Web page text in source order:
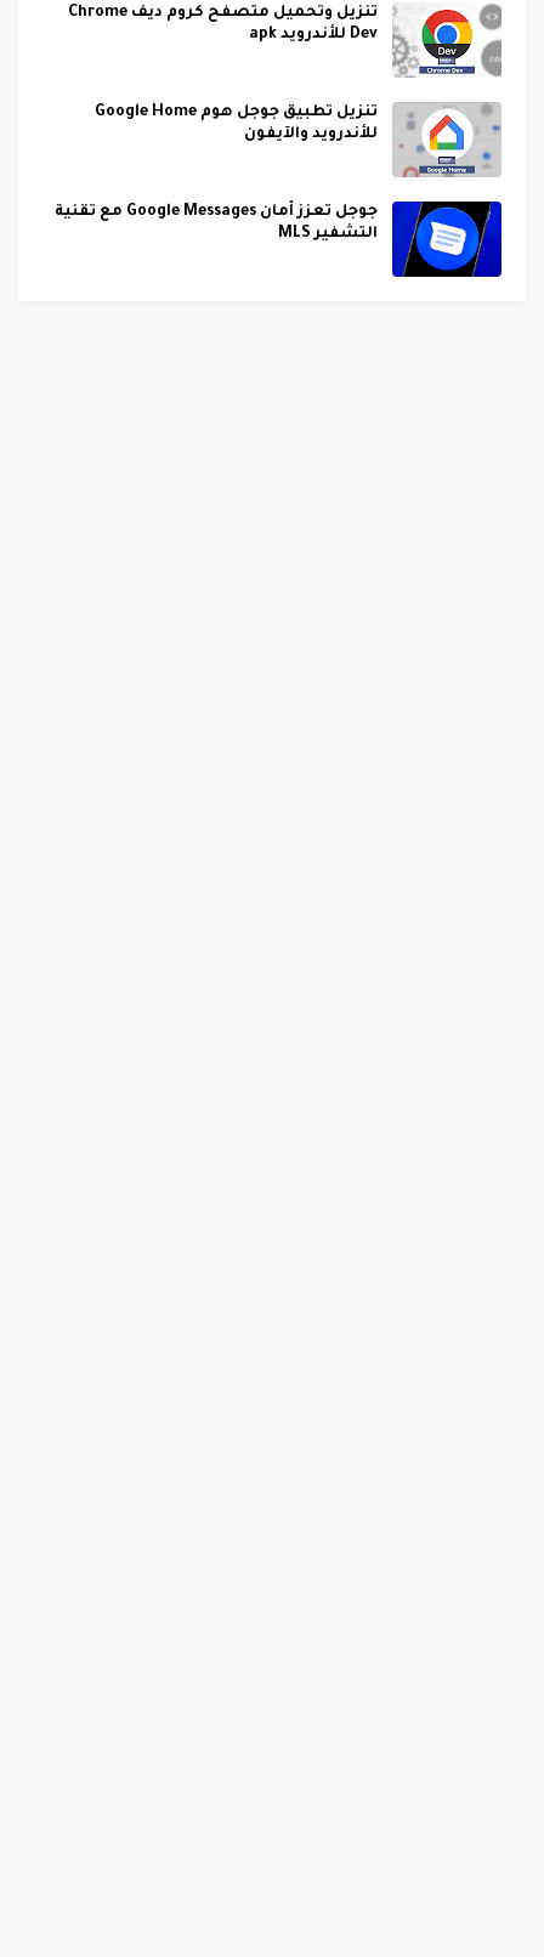
تنزيل وتحميل متصفح كروم ديف Chrome
Dev للأندرويد apk
تنزيل تطبيق جوجل هوم Google Home
للأندرويد والآيفون
جوجل تعزز أمان Google Messages مع تقنية
التشفير MLS